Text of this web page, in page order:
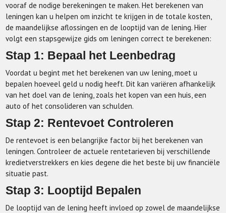
vooraf de nodige berekeningen te maken. Het berekenen van
leningen kan u helpen om inzicht te krijgen in de totale kosten,
de maandelijkse aflossingen en de looptijd van de lening. Hier
volgt een stapsgewijze gids om leningen correct te berekenen:
Stap 1: Bepaal het Leenbedrag
Voordat u begint met het berekenen van uw lening, moet u
bepalen hoeveel geld u nodig heeft. Dit kan variëren afhankelijk
van het doel van de lening, zoals het kopen van een huis, een
auto of het consolideren van schulden.
Stap 2: Rentevoet Controleren
De rentevoet is een belangrijke factor bij het berekenen van
leningen. Controleer de actuele rentetarieven bij verschillende
kredietverstrekkers en kies degene die het beste bij uw financiële
situatie past.
Stap 3: Looptijd Bepalen
De looptijd van de lening heeft invloed op zowel de maandelijkse